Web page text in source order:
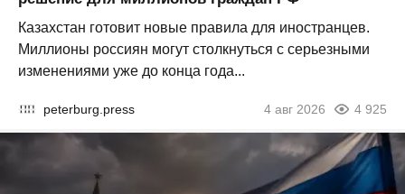
Казахстан готовит новые правила для иностранцев.
Миллионы россиян могут столкнуться с серьезными
изменениями уже до конца года...
peterburg.press 4 авг 2026 4 925